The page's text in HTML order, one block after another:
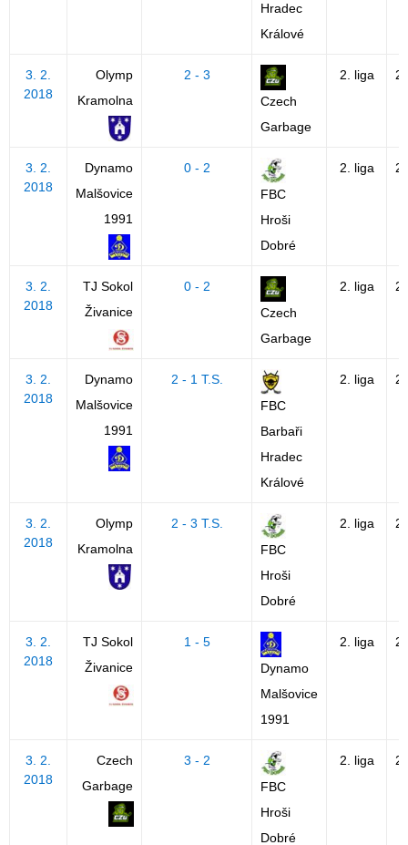
Hradec
Králové
3. 2.
2018
Olymp
Kramolna
2 - 3
Czech
Garbage
2. liga
3. 2.
2018
Dynamo
Malšovice
1991
0 - 2
FBC
Hroši
Dobré
2. liga
3. 2.
2018
TJ Sokol
Živanice
0 - 2
Czech
Garbage
2. liga
3. 2.
2018
Dynamo
Malšovice
1991
2 - 1 T.S.
FBC
Barbaři
Hradec
Králové
2. liga
3. 2.
2018
Olymp
Kramolna
2 - 3 T.S.
FBC
Hroši
Dobré
2. liga
3. 2.
2018
TJ Sokol
Živanice
1 - 5
Dynamo
Malšovice
1991
2. liga
3. 2.
2018
Czech
Garbage
3 - 2
FBC
Hroši
Dobré
2. liga